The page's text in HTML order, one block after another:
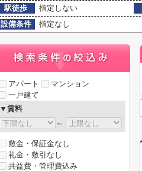
駅徒歩
指定しない
設備条件
指定なし
アパート
マンション
一戸建て
▼賃料
～
敷金・保証金なし
礼金・敷引なし
共益費・管理費込み